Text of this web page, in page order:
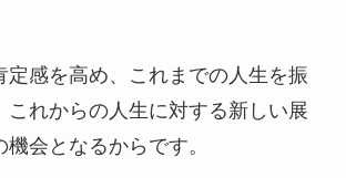
定感を高め、これまでの人生を振
これからの人生に対する新しい展
機会となるからです。